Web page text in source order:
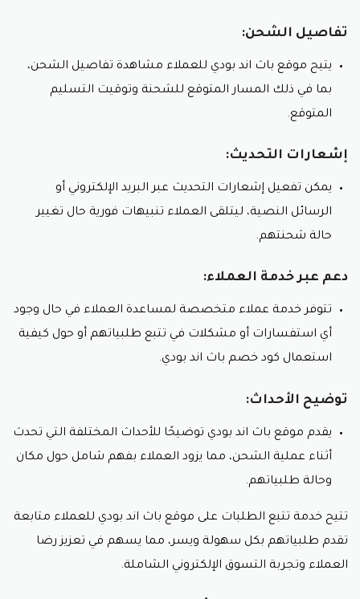
تفاصيل الشحن:
يتيح موقع باث اند بودي للعملاء مشاهدة تفاصيل الشحن،
بما في ذلك المسار المتوقع للشحنة وتوقيت التسليم
المتوقع.
إشعارات التحديث:
يمكن تفعيل إشعارات التحديث عبر البريد الإلكتروني أو
الرسائل النصية، ليتلقى العملاء تنبيهات فورية حال تغيير
حالة شحنتهم.
دعم عبر خدمة العملاء:
تتوفر خدمة عملاء متخصصة لمساعدة العملاء في حال وجود
أي استفسارات أو مشكلات في تتبع طلبياتهم أو حول كيفية
استعمال كود خصم باث اند بودي.
توضيح الأحداث:
يقدم موقع باث اند بودي توضيحًا للأحداث المختلفة التي تحدث
أثناء عملية الشحن، مما يزود العملاء بفهم شامل حول مكان
وحالة طلبياتهم.
تتيح خدمة تتبع الطلبات على موقع باث اند بودي للعملاء متابعة
تقدم طلبياتهم بكل سهولة ويسر، مما يسهم في تعزيز رضا
العملاء وتجربة التسوق الإلكتروني الشاملة.